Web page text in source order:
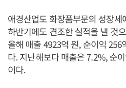
애경산업도 화장품부문의 성장세
하반기에도 견조한 실적을 낼 것
올해 매출 4923억 원, 순이익 256
다. 지난해보다 매출은 7.2%, 순
이다.